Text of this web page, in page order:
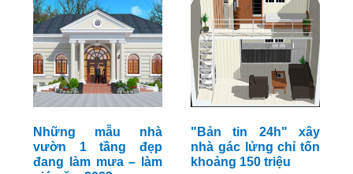
Những mẫu nhà
vườn 1 tầng đẹp
đang làm mưa – làm
"Bản tin 24h" xây
nhà gác lửng chỉ tốn
khoảng 150 triệu